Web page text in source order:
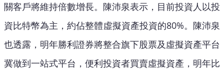
關客戶將維持倍數增長。陳沛泉表示，目前投資人以投
資比特幣為主，約佔整體虛擬資產投資的80%。陳沛泉
也透露，明年勝利證券將整合旗下股票及虛擬資產平台
冀做到一站式平台，便利投資者買賣虛擬資產，明年比